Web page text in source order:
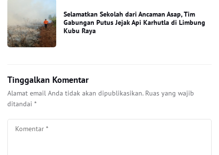
Selamatkan Sekolah dari Ancaman Asap, Tim
Gabungan Putus Jejak Api Karhutla di Limbung
Kubu Raya
Tinggalkan Komentar
Alamat email Anda tidak akan dipublikasikan. Ruas yang wajib
ditandai *